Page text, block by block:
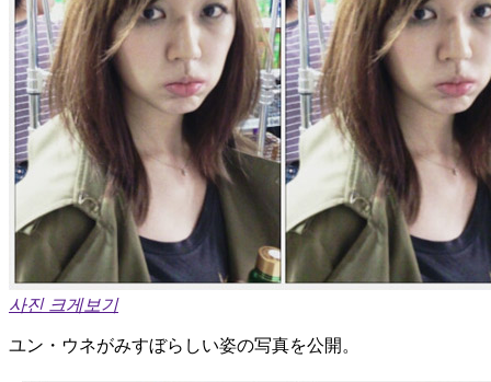
사진 크게보기
ユン・ウネがみすぼらしい姿の写真を公開。